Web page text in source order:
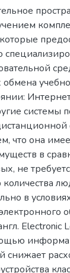
обмена
системы
что она
в
не
в
Electronic
снижает